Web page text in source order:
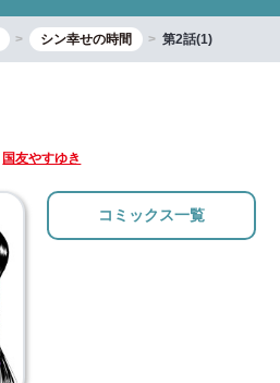
シン幸せの時間 第2話(1)
国友やすゆき
コミックス一覧